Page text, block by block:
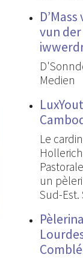
vun
Medien
Le
un
Sud-Est.